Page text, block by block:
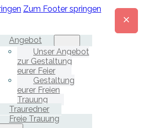
Zum Footer springen
Angebot
Unser Angebot
zur Gestaltung
eurer Feier
Gestaltung
eurer Freien
Trauung
Trauredner
Freie Trauung